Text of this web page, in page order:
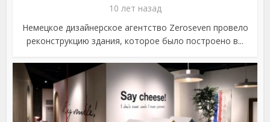
10 лет назад
Немецкое дизайнерское агентство Zeroseven провело
реконструкцию здания, которое было построено в...